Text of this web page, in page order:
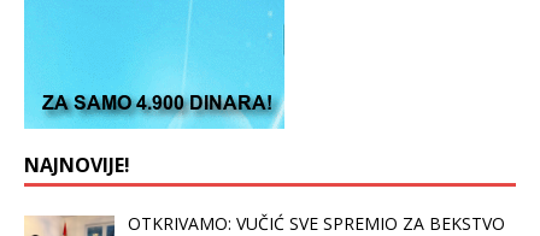
NAJNOVIJE!
OTKRIVAMO: VUČIĆ SVE SPREMIO ZA BEKSTVO